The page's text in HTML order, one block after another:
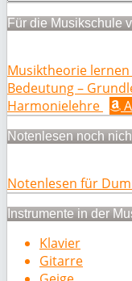
Für die Musikschule
Musiktheorie
Bedeutung –
Harmonielehre
Notenlesen noch
Notenlesen für
Instrumente in der
Klavier
Gitarre